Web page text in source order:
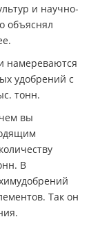
и научно-
объяснял
намереваются
удобрений с
тонн.
вы
В
Так он